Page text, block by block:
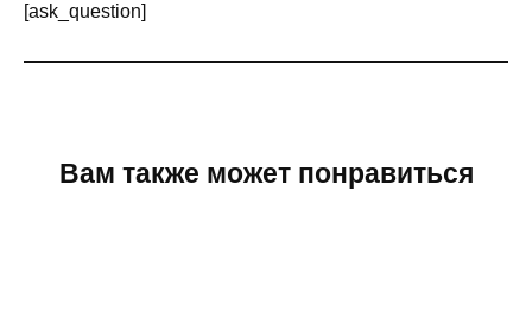
[ask_question]
Вам также может понравиться